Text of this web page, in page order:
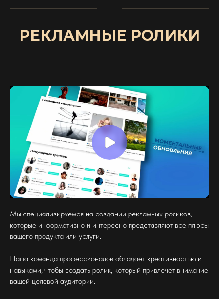
РЕКЛАМНЫЕ РОЛИКИ
Мы специализируемся на создании рекламных роликов,
которые информативно и интересно представляют все плюсы
вашего продукта или услуги.
Наша команда профессионалов обладает креативностью и
навыками, чтобы создать ролик, который привлечет внимание
вашей целевой аудитории.